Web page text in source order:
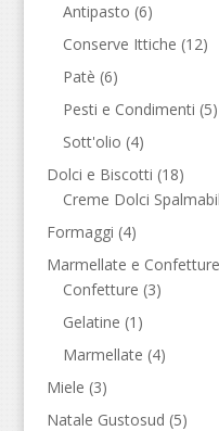
Antipasto (6)
Conserve Ittiche (12)
Patè (6)
Pesti e Condimenti (5)
Sott'olio (4)
Dolci e Biscotti (18)
Creme Dolci
Formaggi (4)
Marmellate e Confetture
Confetture (3)
Gelatine (1)
Marmellate (4)
Miele (3)
Natale Gustosud (5)